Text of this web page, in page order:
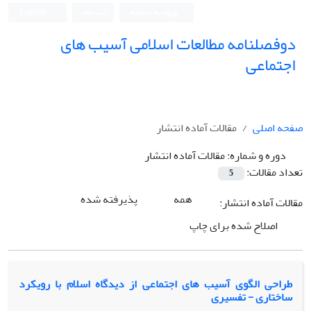
دوفصلنامه مطالعات اسلامی آسیب های
اجتماعی
صفحه اصلی
مقالات آماده انتشار
دوره و شماره:مقالات آماده انتشار
تعداد مقالات:
5
مقالات آماده انتشار: همه
پذیرفته شده
اصلاح شده برای چاپ
طراحی الگوی آسیب های اجتماعی از دیدگاه اسلام با رویکرد
ساختاری - تفسیری